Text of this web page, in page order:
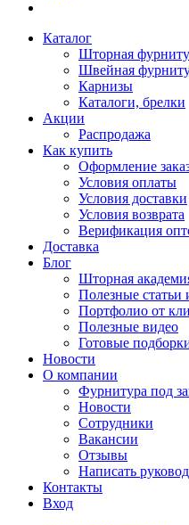
Каталог
Шторная
Швейная
Карнизы
Каталоги, брелки
Акции
Распродажа
Как купить
Оформление
Условия оплаты
Условия доставки
Условия возврата
Верификация
Доставка
Блог
Шторная
Полезные статьи
Портфолио от
Полезные видео
Готовые
Новости
О компании
Фурнитура под
Новости
Сотрудники
Вакансии
Отзывы
Написать
Контакты
Вход